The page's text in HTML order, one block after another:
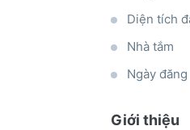
Diện tích
Nhà tắm
Ngày đăng
Giới thiệu